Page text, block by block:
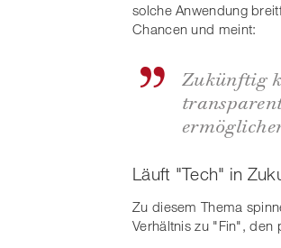
solche Anwendung
Chancen und meint:
Zukünftig
Läuft "Tech" in
Zu diesem Thema
Verhältnis zu "Fin", den